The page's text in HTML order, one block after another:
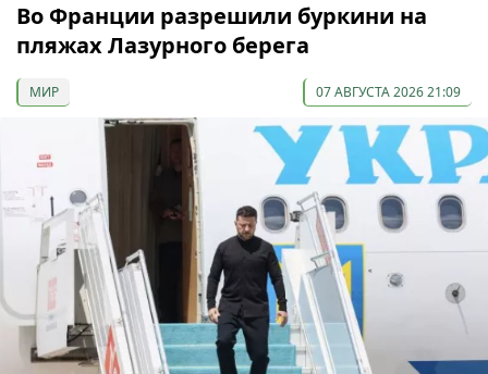
Во Франции разрешили буркини на
пляжах Лазурного берега
МИР 07 АВГУСТА 2026 21:09